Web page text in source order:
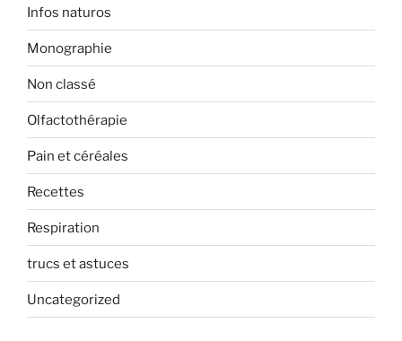
Infos naturos
Monographie
Non classé
Olfactothérapie
Pain et céréales
Recettes
Respiration
trucs et astuces
Uncategorized